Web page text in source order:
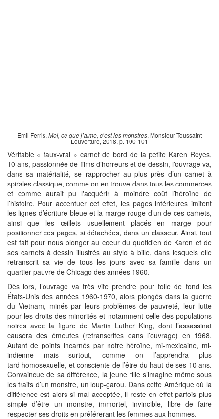
Emil Ferris, Moi, ce que j’aime, c’est les monstres, Monsieur Toussaint
Louverture, 2018, p. 100-101
Véritable « faux-vrai » carnet de bord de la petite Karen Reyes,
10 ans, passionnée de films d’horreurs et de dessin, l’ouvrage va,
dans sa matérialité, se rapprocher au plus près d’un carnet à
spirales classique, comme on en trouve dans tous les commerces
et comme aurait pu l'acquérir à moindre coût l’héroïne de
l’histoire. Pour accentuer cet effet, les pages intérieures imitent
les lignes d’écriture bleue et la marge rouge d’un de ces carnets,
ainsi que les œillets usuellement placés en marge pour
positionner ces pages, si détachées, dans un classeur. Ainsi, tout
est fait pour nous plonger au coeur du quotidien de Karen et de
ses carnets à dessin illustrés au stylo à bille, dans lesquels elle
retranscrit sa vie de tous les jours avec sa famille dans un
quartier pauvre de Chicago des années 1960.
Dès lors, l’ouvrage va très vite prendre pour toile de fond les
États-Unis des années 1960-1970, alors plongés dans la guerre
du Vietnam, minés par leurs problèmes de pauvreté, leur lutte
pour les droits des minorités et notamment celle des populations
noires avec la figure de Martin Luther King, dont l’assassinat
causera des émeutes (retranscrites dans l’ouvrage) en 1968.
Autant de points incarnés par notre héroïne, mi-mexicaine, mi-
indienne mais surtout, comme on l’apprendra plus
tard homosexuelle, et consciente de l’être du haut de ses 10 ans.
Convaincue de sa différence, la jeune fille s’imagine même sous
les traits d’un monstre, un loup-garou. Dans cette Amérique où la
différence est alors si mal acceptée, il reste en effet parfois plus
simple d’être un monstre, immortel, invincible, libre de faire
respecter ses droits en préférerant les femmes aux hommes.